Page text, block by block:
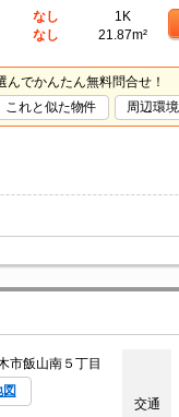
なし
なし
1K
21.87m²
でかんたん無料問合せ！
これと似た物件 周辺環境
市飯山南５丁目
図
交通